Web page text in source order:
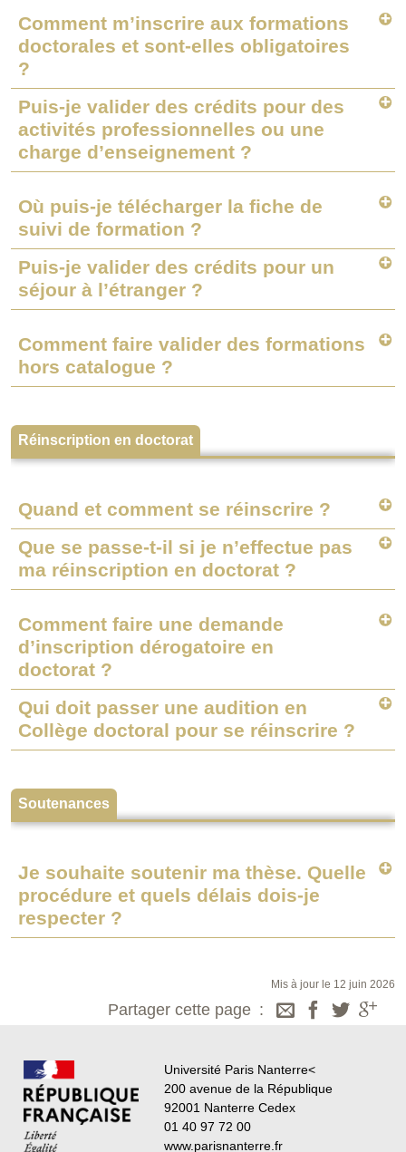
Comment m’inscrire aux formations
doctorales et sont-elles obligatoires
?
Puis-je valider des crédits pour des
activités professionnelles ou une
charge d’enseignement ?
Où puis-je télécharger la fiche de
suivi de formation ?
Puis-je valider des crédits pour un
séjour à l’étranger ?
Comment faire valider des formations
hors catalogue ?
Réinscription en doctorat
Quand et comment se réinscrire ?
Que se passe-t-il si je n’effectue pas
ma réinscription en doctorat ?
Comment faire une demande
d’inscription dérogatoire en
doctorat ?
Qui doit passer une audition en
Collège doctoral pour se réinscrire ?
Soutenances
Je souhaite soutenir ma thèse. Quelle
procédure et quels délais dois-je
respecter ?
Mis à jour le 12 juin 2026
Partager cette page
Université Paris Nanterre<
200 avenue de la République
92001 Nanterre Cedex
01 40 97 72 00
www.parisnanterre.fr